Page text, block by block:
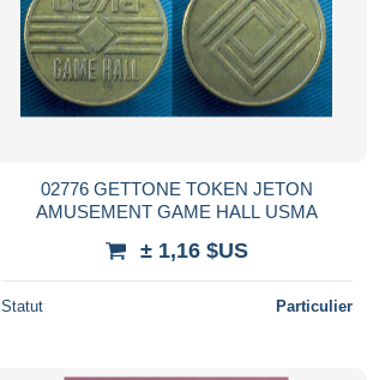
02776 GETTONE TOKEN JETON
AMUSEMENT GAME HALL USMA
± 1,16 $US
Statut Particulier